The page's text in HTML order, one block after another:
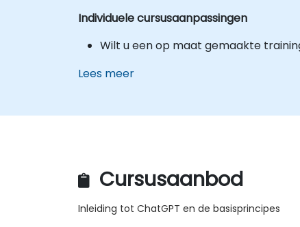
Individuele cursusaanpassingen
Wilt u een op maat gemaakte
Lees meer
Cursusaanbod
Inleiding tot ChatGPT en de basisprincipes